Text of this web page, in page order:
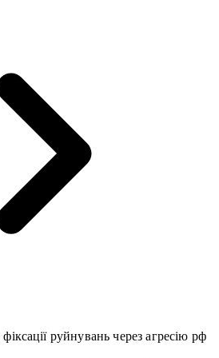
руйнувань через агресію рф